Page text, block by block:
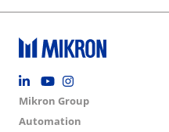
Footer social
Group menu
Mikron Group
Automation